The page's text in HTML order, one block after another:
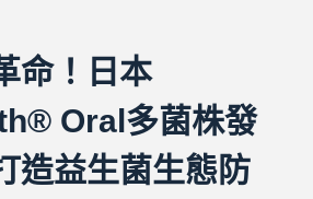
命！日本
Oral多菌株發
造益生菌生態防